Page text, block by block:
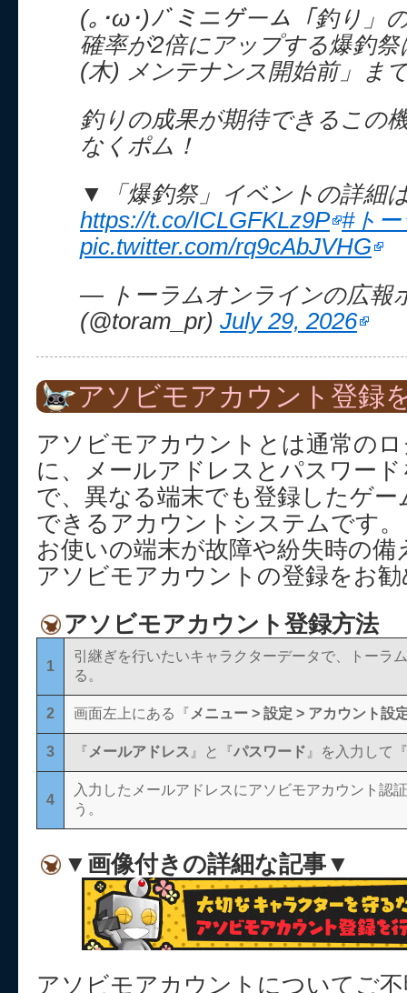
(｡･ω･)ﾉﾞミニゲーム「釣り」
確率が2倍にアップする爆釣祭
(木) メンテナンス開始前」ま
釣りの成果が期待できるこの
なくポム！
▼「爆釣祭」イベントの詳細
https://t.co/ICLGFKLz9P #ト
pic.twitter.com/rq9cAbJVHG
— トーラムオンラインの広報
(@toram_pr) July 29, 2026
アソビモアカウント登録
アソビモアカウントとは通常の
に、メールアドレスとパスワー
で、異なる端末でも登録したゲ
できるアカウントシステムです。
お使いの端末が故障や紛失時の
アソビモアカウントの登録をお
アソビモアカウント登録方法
1
引継ぎを行いたいキャラクターデータで、トーラ
る。
2 画面左上にある『 メニュー > 設定 > アカウント設
3 『 メールアドレス 』と『パスワード 』を入力して『
4
入力したメールアドレスにアソビモアカウント認
う。
▼画像付きの詳細な記事▼
アソビモアカウントについてご